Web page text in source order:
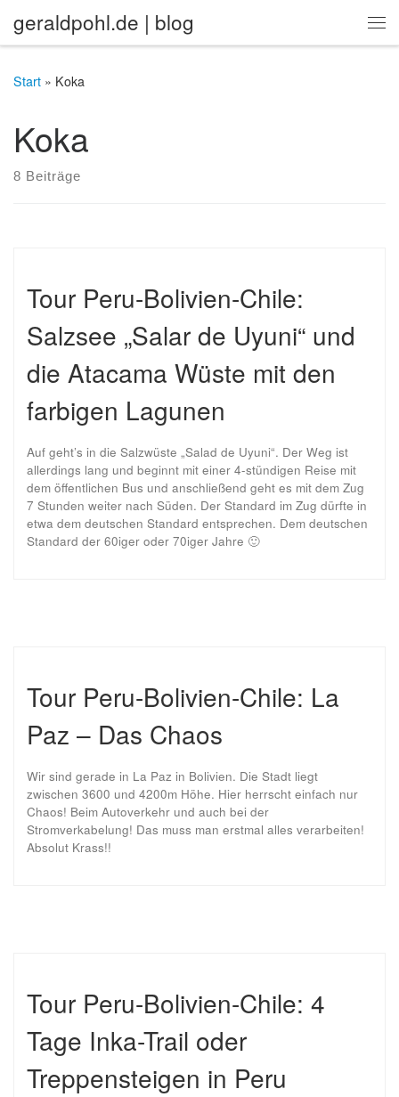
Zum Inhalt springen
geraldpohl.de | blog
Start » Koka
Koka
8 Beiträge
Tour Peru-Bolivien-Chile:
Salzsee „Salar de Uyuni“ und
die Atacama Wüste mit den
farbigen Lagunen
Auf geht’s in die Salzwüste „Salad de Uyuni“. Der Weg ist
allerdings lang und beginnt mit einer 4-stündigen Reise mit
dem öffentlichen Bus und anschließend geht es mit dem Zug
7 Stunden weiter nach Süden. Der Standard im Zug dürfte in
etwa dem deutschen Standard entsprechen. Dem deutschen
Standard der 60iger oder 70iger Jahre 🙂
Tour Peru-Bolivien-Chile: La
Paz – Das Chaos
Wir sind gerade in La Paz in Bolivien. Die Stadt liegt
zwischen 3600 und 4200m Höhe. Hier herrscht einfach nur
Chaos! Beim Autoverkehr und auch bei der
Stromverkabelung! Das muss man erstmal alles verarbeiten!
Absolut Krass!!
Tour Peru-Bolivien-Chile: 4
Tage Inka-Trail oder
Treppensteigen in Peru